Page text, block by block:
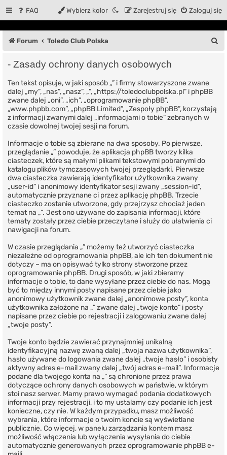
FAQ Zaloguj się
Zarejestruj się
Wybierz kolor
Forum Toledo Club Polska
- Zasady ochrony danych osobowych
Ten tekst opisuje, w jaki sposób „” i firmy stowarzyszone zwane
dalej „my”, „nas”, „nasz”, „”, „https://toledoclubpolska.pl” i phpBB
zwane dalej „oni”, „ich”, „oprogramowanie phpBB”,
„www.phpbb.com”, „phpBB Limited”, „Zespoły phpBB”, korzystają
z informacji zwanymi dalej „informacjami o tobie” zebranych w
czasie dowolnej twojej sesji na forum.
Informacje o tobie są zbierane na dwa sposoby. Po pierwsze,
przeglądanie „” powoduje, że aplikacja phpBB tworzy kilka
ciasteczek, które są małymi plikami tekstowymi pobranymi do
katalogu plików tymczasowych twojej przeglądarki. Pierwsze
dwa ciasteczka zawierają identyfikator użytkownika zwany
„user-id” i anonimowy identyfikator sesji zwany „session-id”,
automatycznie przyznane ci przez aplikację phpBB. Trzecie
ciasteczko zostanie utworzone, gdy przejrzysz chociaż jeden
temat na „”. Jest ono używane do zapisania informacji, które
tematy zostały przez ciebie przeczytane i służy do ułatwienia ci
nawigacji na forum.
W czasie przeglądania „” możemy też utworzyć ciasteczka
niezależne od oprogramowania phpBB, ale ich ten dokument nie
dotyczy – ma on opisywać tylko strony stworzone przez
oprogramowanie phpBB. Drugi sposób, w jaki zbieramy
informacje o tobie, to dane wysyłane przez ciebie do nas. Mogą
być to między innymi posty napisane przez ciebie jako
anonimowy użytkownik zwane dalej „anonimowe posty”, konta
użytkownika założone na „” zwane dalej „twoje konto” i posty
napisane przez ciebie po rejestracji i zalogowaniu zwane dalej
„twoje posty”.
Twoje konto będzie zawierać przynajmniej unikalną
identyfikacyjną nazwę zwaną dalej „twoja nazwa użytkownika”,
hasło używane do logowania zwane dalej „twoje hasło” i osobisty
aktywny adres e-mail zwany dalej „twój adres e-mail”. Informacje
podane dla twojego konta na „” są chronione przez prawa
dotyczące ochrony danych osobowych w państwie, w którym
stoi nasz serwer. Mamy prawo wymagać podania dodatkowych
informacji przy rejestracji, i to my ustalamy czy podanie ich jest
konieczne, czy nie. W każdym przypadku, masz możliwość
wybrania, które informacje o twoim koncie są wyświetlane
publicznie. Co więcej, w panelu zarządzania kontem masz
możliwość włączenia lub wyłączenia wysyłania do ciebie
automatycznie generowanych przez oprogramowanie phpBB e-